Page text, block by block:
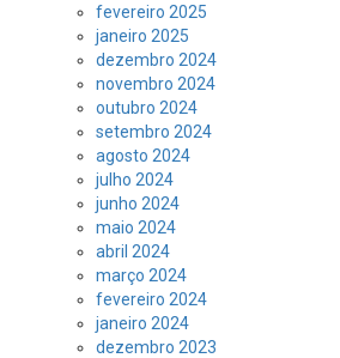
fevereiro 2025
janeiro 2025
dezembro 2024
novembro 2024
outubro 2024
setembro 2024
agosto 2024
julho 2024
junho 2024
maio 2024
abril 2024
março 2024
fevereiro 2024
janeiro 2024
dezembro 2023